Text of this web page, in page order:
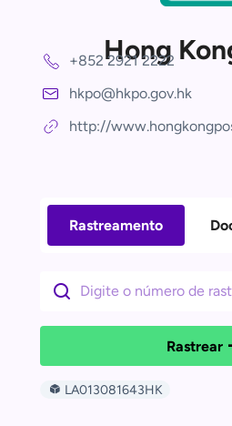
Hong
+852 2921 2222
hkpo@hkpo.gov.hk
http://
Rastreamento
Rastrear
LA013081643HK